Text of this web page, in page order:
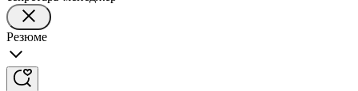
Резюме